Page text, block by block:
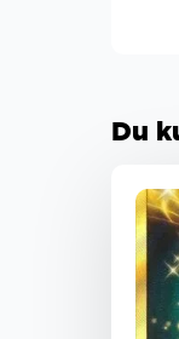
Du